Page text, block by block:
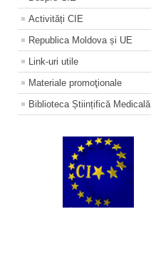
Activități CIE
Republica Moldova și UE
Link-uri utile
Materiale promoţionale
Biblioteca Științifică Medicală